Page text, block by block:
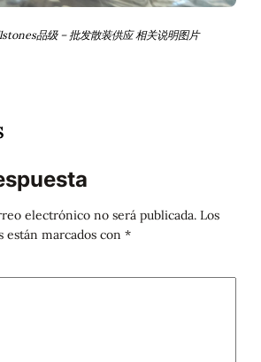
品级 – 批发散装供应 相关说明图片
electrónico no será publicada. Los
están marcados con *